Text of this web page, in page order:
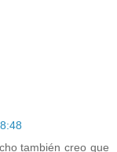
también creo que